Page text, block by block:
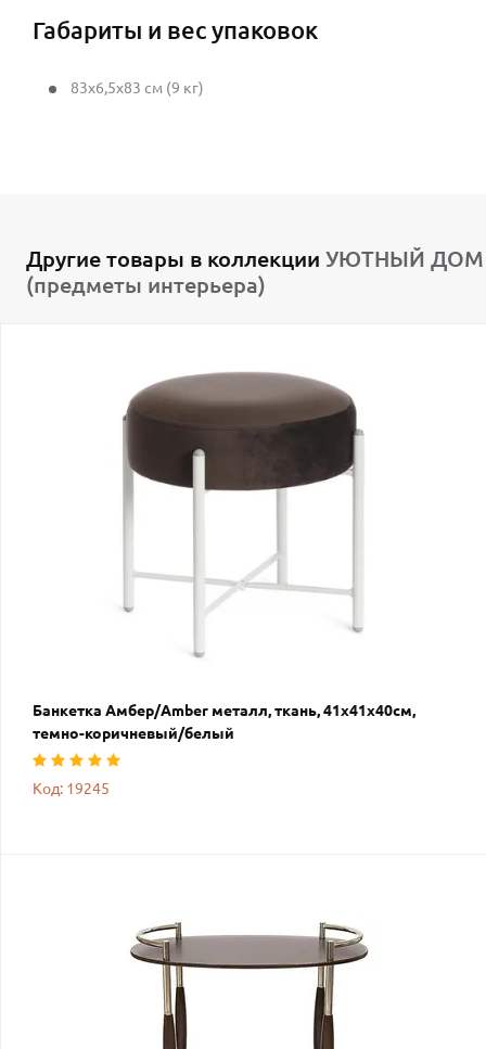
Габариты и вес упаковок
83x6,5x83 см (9 кг)
Другие товары в коллекции УЮТНЫЙ ДОМ
(предметы интерьера)
Банкетка Амбер/Amber металл, ткань, 41х41х40см,
темно-коричневый/белый
Код: 19245